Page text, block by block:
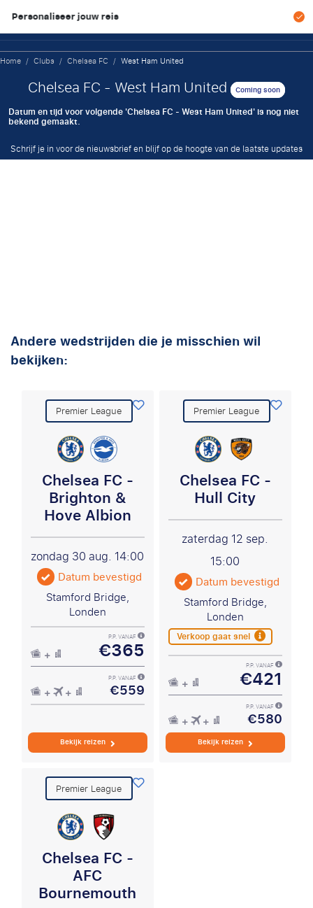
Scherpe prijzen &
Home / Clubs / Chelsea FC / West Ham United
Chelsea FC - West Ham United Coming soon
Datum en tijd voor volgende 'Chelsea FC - West Ham United' is nog niet
bekend gemaakt.
Schrijf je in voor de nieuwsbrief en blijf op de hoogte van de laatste updates
Andere wedstrijden die je misschien wil
bekijken:
Premier League
Chelsea FC -
Brighton &
Hove Albion
zondag 30 aug. 14:00
Datum bevestigd
Stamford Bridge,
Londen
P.P. VANAF
€365
P.P. VANAF
€559
Bekijk reizen
Premier League
Chelsea FC -
Hull City
zaterdag 12 sep.
15:00
Datum bevestigd
Stamford Bridge,
Londen
Verkoop gaat snel
P.P. VANAF
€421
P.P. VANAF
€580
Bekijk reizen
Premier League
Chelsea FC -
AFC
Bournemouth